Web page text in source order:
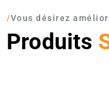
/Vous désirez
Produits